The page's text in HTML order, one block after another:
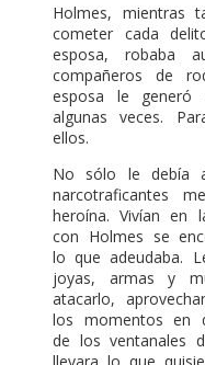
Holmes, mientras
cometer cada
esposa, robaba
compañeros de
esposa le generó
algunas veces.
ellos.
No sólo le debía
narcotraficantes
heroína. Vivían en
con Holmes se
lo que adeudaba.
joyas, armas y
atacarlo,
los momentos en
de los ventanales